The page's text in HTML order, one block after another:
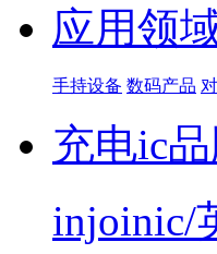
应用领
手持设备 数码产品
充电ic
injoinic/